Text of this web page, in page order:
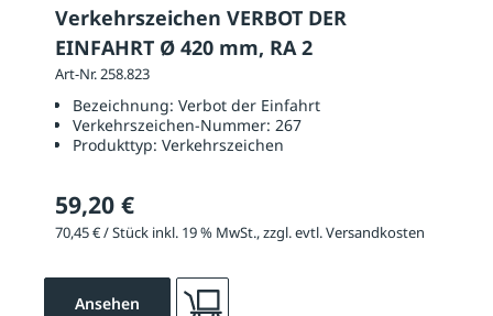
Verkehrszeichen VERBOT DER
EINFAHRT Ø 420 mm, RA 2
Art-Nr. 258.823
Bezeichnung: Verbot der Einfahrt
Verkehrszeichen-Nummer: 267
Produkttyp: Verkehrszeichen
59,20 €
70,45 € / Stück inkl. 19 % MwSt., zzgl. evtl. Versandkosten
Ansehen